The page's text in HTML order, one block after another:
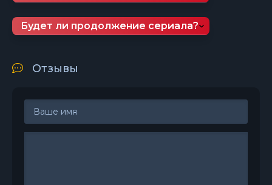
Будет ли продолжение сериала?
Отзывы